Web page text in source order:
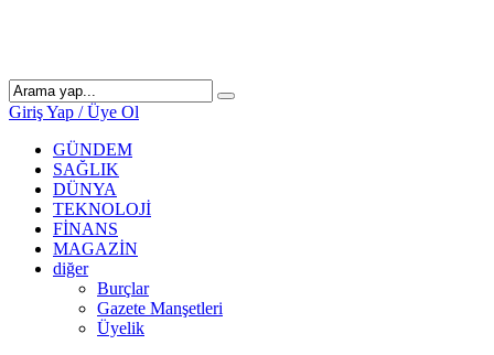
Giriş Yap / Üye Ol
GÜNDEM
SAĞLIK
DÜNYA
TEKNOLOJİ
FİNANS
MAGAZİN
diğer
Burçlar
Gazete Manşetleri
Üyelik